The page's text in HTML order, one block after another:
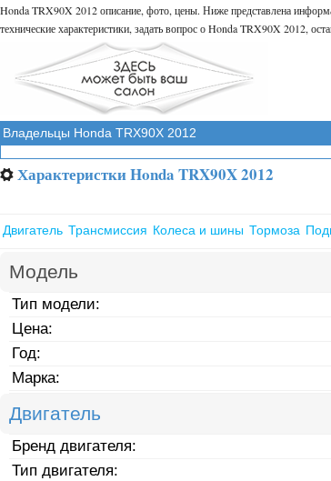
Honda TRX90X 2012 описание, фото, цены. Ниже представлена
технические характеристики, задать вопрос о Honda TRX90X 2012,
Владельцы Honda TRX90X 2012
⚙ Характеристки Honda TRX90X 2012
Двигатель Трансмиссия Колеса и шины Тормоза
Модель
Тип модели:
Цена:
Год:
Марка:
Двигатель
Бренд двигателя:
Тип двигателя: